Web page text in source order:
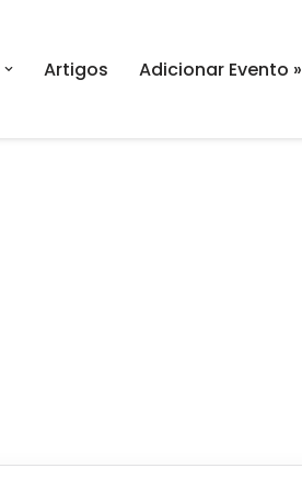
Artigos Adicionar Evento »